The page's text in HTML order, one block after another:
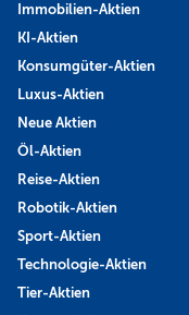
Immobilien-Aktien
KI-Aktien
Konsumgüter-Aktien
Luxus-Aktien
Neue Aktien
Öl-Aktien
Reise-Aktien
Robotik-Aktien
Sport-Aktien
Technologie-Aktien
Tier-Aktien